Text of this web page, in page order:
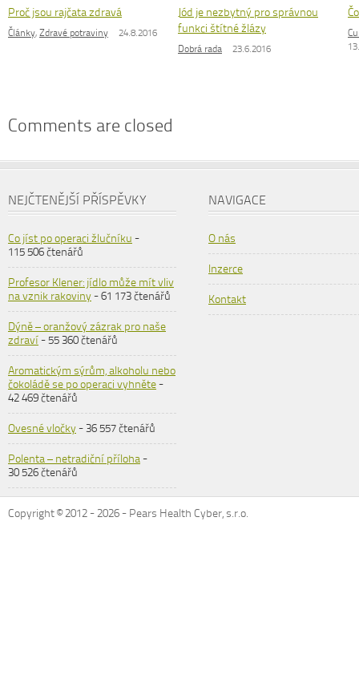
Proč jsou rajčata zdravá
Články, Zdravé potraviny 24.8.2016
Jód je nezbytný pro správnou
funkci štítné žlázy
Dobrá rada 23.6.2016
Comments are closed
NEJČTENĚJŠÍ PŘÍSPĚVKY
Co jíst po operaci žlučníku -
115 506 čtenářů
Profesor Klener: jídlo může mít vliv
na vznik rakoviny- 61 173 čtenářů
Dýně – oranžový zázrak pro naše
zdraví- 55 360 čtenářů
Aromatickým sýrům, alkoholu nebo
čokoládě se po operaci vyhněte-
42 469 čtenářů
Ovesné vločky- 36 557 čtenářů
Polenta – netradiční příloha-
30 526 čtenářů
NAVIGACE
O nás
Inzerce
Kontakt
Copyright © 2012 -2026 - Pears Health Cyber, s.r.o.